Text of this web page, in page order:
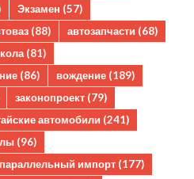
Экзамен (57)
(88) автозапчасти (68)
(81)
(86) вождение (189)
законопроект (79)
автомобили (241)
(96)
параллельный импорт (177)